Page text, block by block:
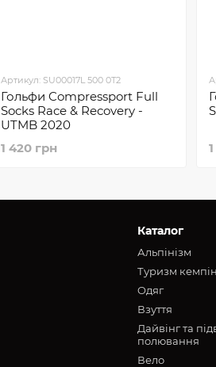
Артикул: SU00017L 500 0T2
Гольфи Compressport Full
Socks Race & Recovery -
UTMB 2020
1 420 грн
Каталог
Альпінізм
Туризм
Oдяг
Взуття
Дайвінг та
полювання
Вело